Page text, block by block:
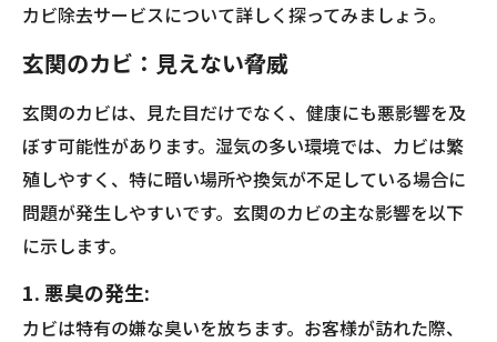
カビ除去サービスについて詳しく探ってみましょう。
玄関のカビ：見えない脅威
玄関のカビは、見た目だけでなく、健康にも悪影響を及
ぼす可能性があります。湿気の多い環境では、カビは繁
殖しやすく、特に暗い場所や換気が不足している場合に
問題が発生しやすいです。玄関のカビの主な影響を以下
に示します。
1. 悪臭の発生:
カビは特有の嫌な臭いを放ちます。お客様が訪れた際、